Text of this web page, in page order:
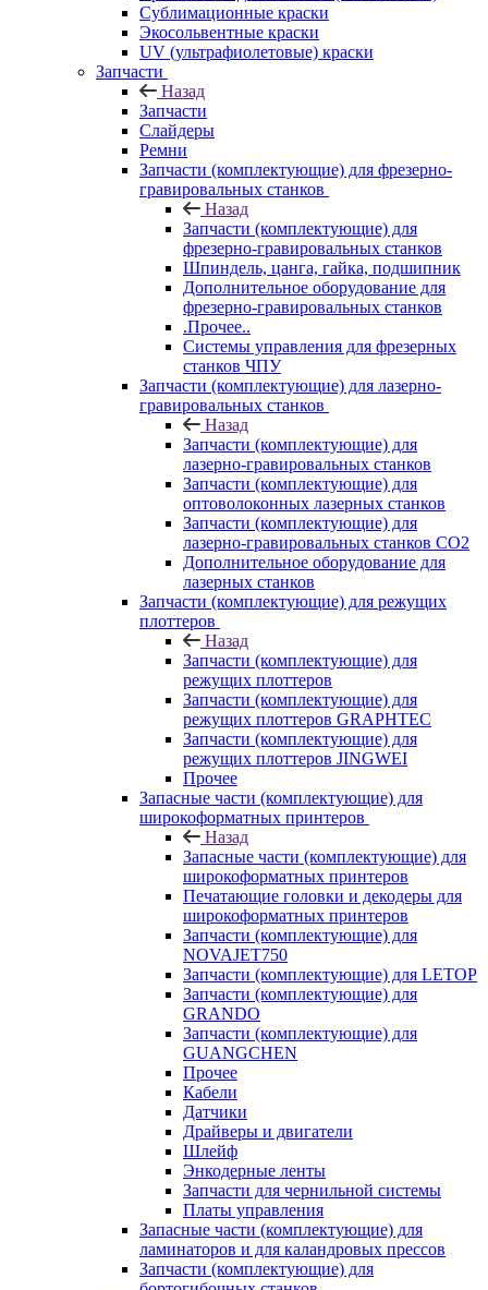
Сублимационные краски
Экосольвентные краски
UV (ультрафиолетовые) краски
Запчасти
Назад
Запчасти
Слайдеры
Ремни
Запчасти (комплектующие) для фрезерно-
гравировальных станков
Назад
Запчасти (комплектующие) для
фрезерно-гравировальных станков
Шпиндель, цанга, гайка, подшипник
Дополнительное оборудование для
фрезерно-гравировальных станков
.Прочее..
Системы управления для фрезерных
станков ЧПУ
Запчасти (комплектующие) для лазерно-
гравировальных станков
Назад
Запчасти (комплектующие) для
лазерно-гравировальных станков
Запчасти (комплектующие) для
оптоволоконных лазерных станков
Запчасти (комплектующие) для
лазерно-гравировальных станков CO2
Дополнительное оборудование для
лазерных станков
Запчасти (комплектующие) для режущих
плоттеров
Назад
Запчасти (комплектующие) для
режущих плоттеров
Запчасти (комплектующие) для
режущих плоттеров GRAPHTEC
Запчасти (комплектующие) для
режущих плоттеров JINGWEI
Прочее
Запасные части (комплектующие) для
широкоформатных принтеров
Назад
Запасные части (комплектующие) для
широкоформатных принтеров
Печатающие головки и декодеры для
широкоформатных принтеров
Запчасти (комплектующие) для
NOVAJET750
Запчасти (комплектующие) для LETOP
Запчасти (комплектующие) для
GRANDO
Запчасти (комплектующие) для
GUANGCHEN
Прочее
Кабели
Датчики
Драйверы и двигатели
Шлейф
Энкодерные ленты
Запчасти для чернильной системы
Платы управления
Запасные части (комплектующие) для
ламинаторов и для каландровых прессов
Запчасти (комплектующие) для